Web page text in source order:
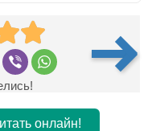
онлайн!